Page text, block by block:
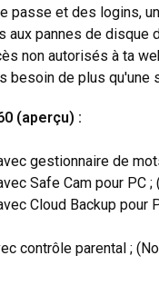
passe et des logins,
pannes de disque
non autorisés à ta
besoin de plus
(aperçu) :
gestionnaire de
Safe Cam pour PC
Cloud Backup pour
contrôle parental ;